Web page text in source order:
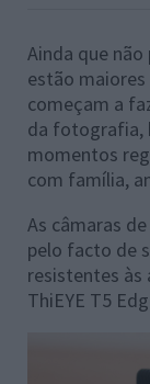
Ainda que
estão maiores
começam a
da fotografia,
momentos
com família,
As câmaras
pelo facto de
resistentes às
ThiEYE T5